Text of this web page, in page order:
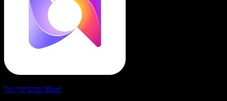
ספיצ'יפיי מול Murf